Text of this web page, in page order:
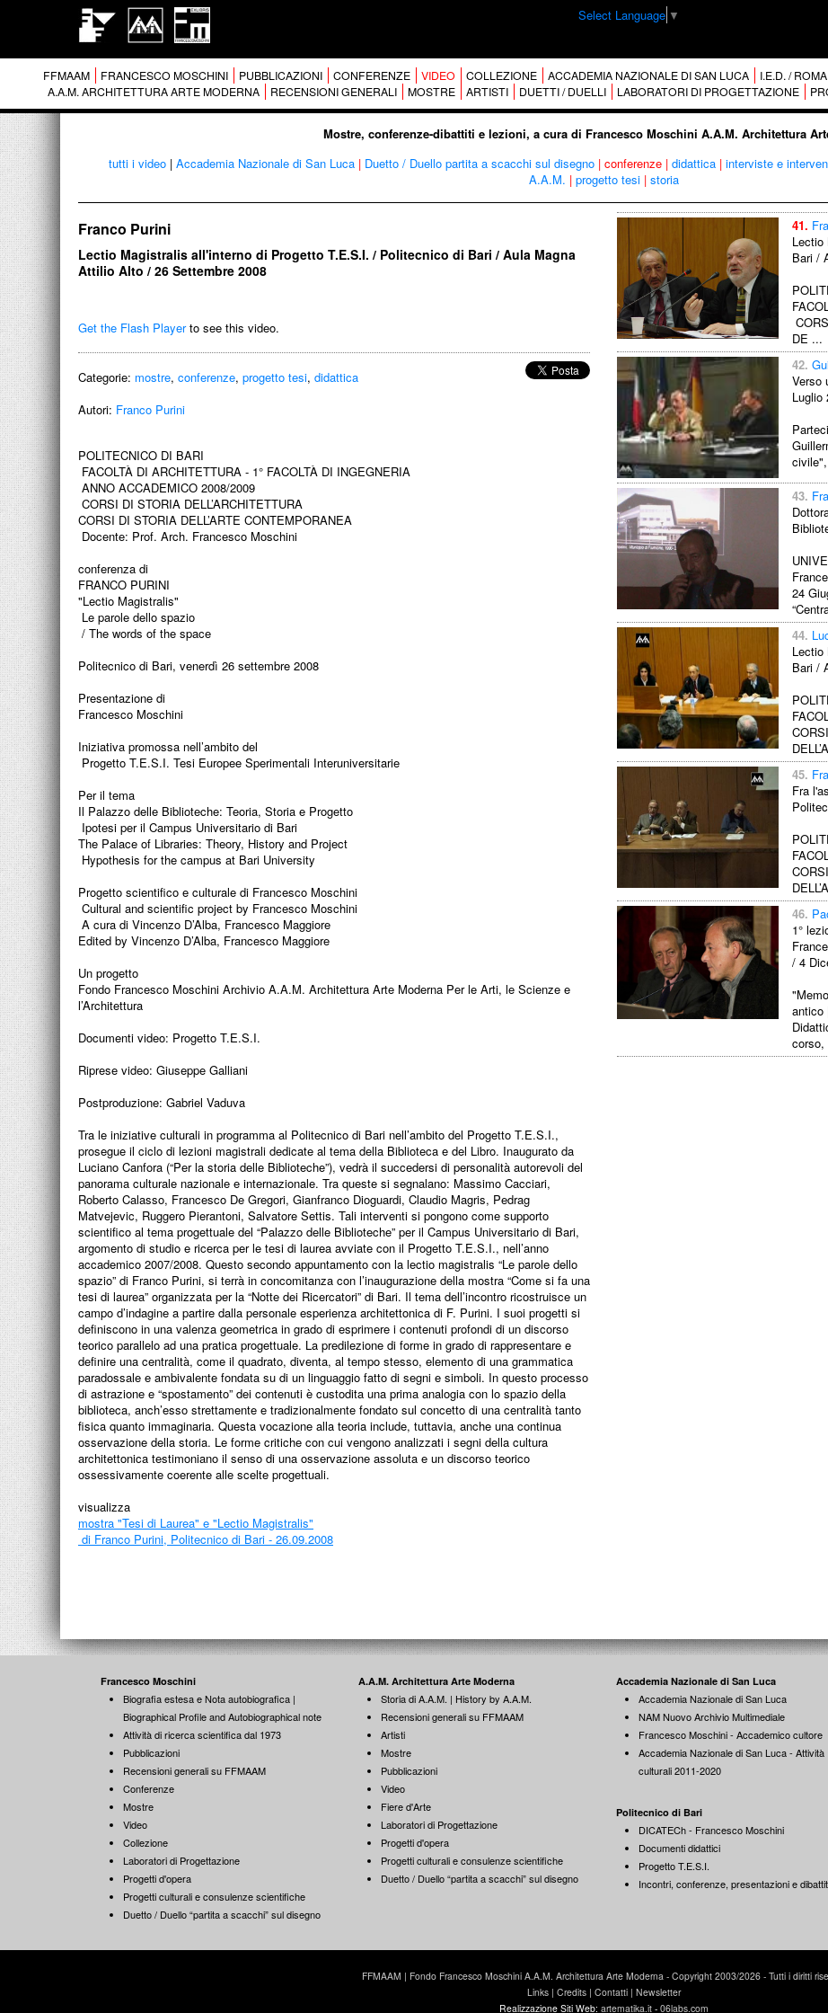
Select Language ▼
FFMAAM FRANCESCO MOSCHINI PUBBLICAZIONI CONFERENZE VIDEO COLLEZIONE ACCADEMIA NAZIONALE DI SAN LUCA I.E.D. / ROMA
A.A.M. ARCHITETTURA ARTE MODERNA
RECENSIONI GENERALI MOSTRE ARTISTI DUETTI / DUELLI LABORATORI DI PROGETTAZIONE
Mostre, conferenze-dibattiti e lezioni, a cura di Francesco Moschini A.A.M. Architettura
tutti i video | Accademia Nazionale di San Luca | Duetto / Duello partita a scacchi sul disegno | conferenze | didattica | interviste e
A.A.M. | progetto tesi | storia
Franco Purini
Lectio Magistralis all'interno di Progetto T.E.S.I. / Politecnico di Bari / Aula Magna
Attilio Alto / 26 Settembre 2008
Get the Flash Playerto see this video.
Categorie: mostre, conferenze, progetto tesi, didattica
Autori: Franco Purini
POLITECNICO DI BARI
FACOLTÀ DI ARCHITETTURA - 1° FACOLTÀ DI INGEGNERIA
ANNO ACCADEMICO 2008/2009
CORSI DI STORIA DELL’ARCHITETTURA
CORSI DI STORIA DELL’ARTE CONTEMPORANEA
Docente: Prof. Arch. Francesco Moschini
conferenza di
FRANCO PURINI
"Lectio Magistralis"
Le parole dello spazio
/ The words of the space
Politecnico di Bari, venerdì 26 settembre 2008
Presentazione di
Francesco Moschini
Iniziativa promossa nell’ambito del
Progetto T.E.S.I. Tesi Europee Sperimentali Interuniversitarie
Per il tema
Il Palazzo delle Biblioteche: Teoria, Storia e Progetto
Ipotesi per il Campus Universitario di Bari
The Palace of Libraries: Theory, History and Project
Hypothesis for the campus at Bari University
Progetto scientifico e culturale di Francesco Moschini
Cultural and scientific project by Francesco Moschini
A cura di Vincenzo D’Alba, Francesco Maggiore
Edited by Vincenzo D’Alba, Francesco Maggiore
Un progetto
Fondo Francesco Moschini Archivio A.A.M. Architettura Arte Moderna Per le Arti, le Scienze e
l’Architettura
Documenti video: Progetto T.E.S.I.
Riprese video: Giuseppe Galliani
Postproduzione: Gabriel Vaduva
Tra le iniziative culturali in programma al Politecnico di Bari nell’ambito del Progetto T.E.S.I.,
prosegue il ciclo di lezioni magistrali dedicate al tema della Biblioteca e del Libro. Inaugurato da
Luciano Canfora (“Per la storia delle Biblioteche”), vedrà il succedersi di personalità autorevoli del
panorama culturale nazionale e internazionale. Tra queste si segnalano: Massimo Cacciari,
Roberto Calasso, Francesco De Gregori, Gianfranco Dioguardi, Claudio Magris, Pedrag
Matvejevic, Ruggero Pierantoni, Salvatore Settis. Tali interventi si pongono come supporto
scientifico al tema progettuale del “Palazzo delle Biblioteche” per il Campus Universitario di Bari,
argomento di studio e ricerca per le tesi di laurea avviate con il Progetto T.E.S.I., nell’anno
accademico 2007/2008. Questo secondo appuntamento con la lectio magistralis “Le parole dello
spazio” di Franco Purini, si terrà in concomitanza con l’inaugurazione della mostra “Come si fa una
tesi di laurea” organizzata per la “Notte dei Ricercatori” di Bari. Il tema dell’incontro ricostruisce un
campo d’indagine a partire dalla personale esperienza architettonica di F. Purini. I suoi progetti si
definiscono in una valenza geometrica in grado di esprimere i contenuti profondi di un discorso
teorico parallelo ad una pratica progettuale. La predilezione di forme in grado di rappresentare e
definire una centralità, come il quadrato, diventa, al tempo stesso, elemento di una grammatica
paradossale e ambivalente fondata su di un linguaggio fatto di segni e simboli. In questo processo
di astrazione e “spostamento” dei contenuti è custodita una prima analogia con lo spazio della
biblioteca, anch’esso strettamente e tradizionalmente fondato sul concetto di una centralità tanto
fisica quanto immaginaria. Questa vocazione alla teoria include, tuttavia, anche una continua
osservazione della storia. Le forme critiche con cui vengono analizzati i segni della cultura
architettonica testimoniano il senso di una osservazione assoluta e un discorso teorico
ossessivamente coerente alle scelte progettuali.
visualizza
mostra "Tesi di Laurea" e "Lectio Magistralis"
di Franco Purini, Politecnico di Bari - 26.09.2008
41.
Lectio
Bari /
DE ...
42.
Verso
Luglio
43.
24
44.
Lectio
Bari /
45.
Fra
46.
1°
/ 4
antico
corso,
Francesco Moschini
Biografia estesa e Nota autobiografica |
Biographical Profile and Autobiographical note
Attività di ricerca scientifica dal 1973
Pubblicazioni
Recensioni generali su FFMAAM
Conferenze
Mostre
Video
Collezione
Laboratori di Progettazione
Progetti d'opera
Progetti culturali e consulenze scientifiche
Duetto / Duello “partita a scacchi” sul disegno
A.A.M. Architettura Arte Moderna
Storia di A.A.M. | History by A.A.M.
Recensioni generali su FFMAAM
Artisti
Mostre
Pubblicazioni
Video
Fiere d'Arte
Laboratori di Progettazione
Progetti d'opera
Progetti culturali e consulenze scientifiche
Duetto / Duello “partita a scacchi” sul disegno
Accademia Nazionale di San Luca
Accademia Nazionale di San Luca
NAM Nuovo Archivio Multimediale
Francesco Moschini - Accademico cultore
Accademia Nazionale di San Luca - Attività
culturali 2011-2020
Politecnico di Bari
DICATECh - Francesco Moschini
Documenti didattici
Progetto T.E.S.I.
Incontri, conferenze, presentazioni e
FFMAAM | Fondo Francesco Moschini A.A.M. Architettura Arte Moderna - Copyright 2003/2026 - Tutti i diritti
Links | Credits | Contatti | Newsletter
Realizzazione Siti Web: artematika.it- 06labs.com